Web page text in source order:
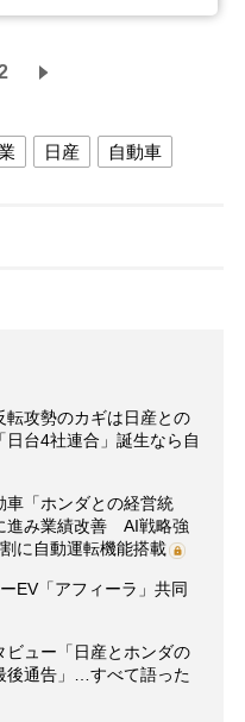
日産 自動車
転攻勢のカギは日産との
台4社連合」誕生なら自
車「ホンダとの経営統
進み業績改善 AI戦略強
に自動運転機能搭載
EV「アフィーラ」共同
ビュー「日産とホンダの
後通告」…すべて語った